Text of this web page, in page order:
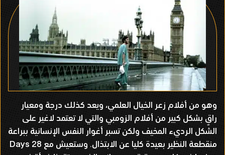
وهو من أفلام زعر الخيال العلمي، ويعد كذلك درجة ومعيار
راقٍ بشكل كبير من أفلام الزومبي والتي لا تعتمد لاغير على
الشكل الرديء المخيف ولكن تسبر أغوار النفس الإنسانية ببراعة
منقطعة النظير بعيدة كليا عن الابتذال. وستعيش مع 28 Days